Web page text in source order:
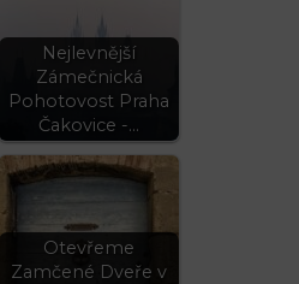
Nejlevnější
Zámečnická
Pohotovost Praha
Čakovice -…
Otevřeme
Zamčené Dveře v